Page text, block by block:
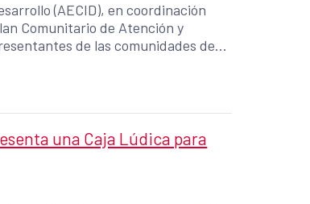
(AECID), en coordinación
Comunitario de Atención y
de las comunidades de
una Caja Lúdica para